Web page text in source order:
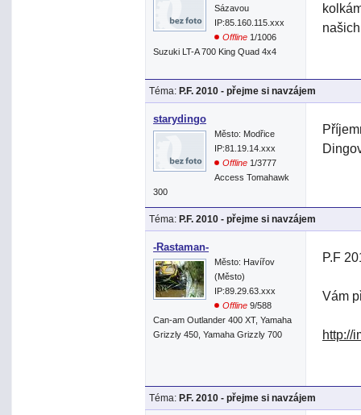
Sázavou
IP:85.160.115.xxx
Offline 1/1006
Suzuki LT-A 700 King Quad 4x4
Téma: P.F. 2010 - přejme si navzájem
starydingo
Město: Modřice
IP:81.19.14.xxx
Offline 1/3777
Access Tomahawk
300
Téma: P.F. 2010 - přejme si navzájem
-Rastaman-
Město: Havířov
(Město)
IP:89.29.63.xxx
Offline 9/588
Can-am Outlander 400 XT, Yamaha
Grizzly 450, Yamaha Grizzly 700
P.F
Vám
http://
Téma: P.F. 2010 - přejme si navzájem